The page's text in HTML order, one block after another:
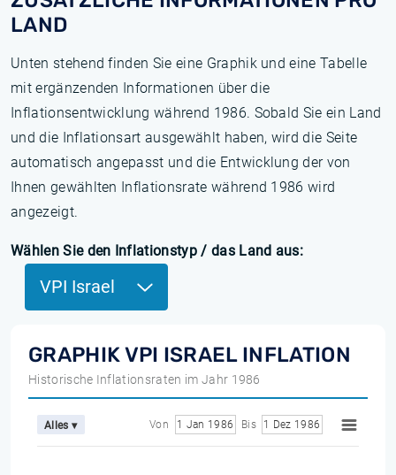
LAND
Unten stehend finden Sie eine Graphik und eine Tabelle
mit ergänzenden Informationen über die
Inflationsentwicklung während 1986. Sobald Sie ein Land
und die Inflationsart ausgewählt haben, wird die Seite
automatisch angepasst und die Entwicklung der von
Ihnen gewählten Inflationsrate während 1986 wird
angezeigt.
Wählen Sie den Inflationstyp / das Land aus:
VPI Israel
GRAPHIK VPI ISRAEL INFLATION
Historische Inflationsraten im Jahr 1986
Alles ▾ Von 1 Jan 1986 Bis 1 Dez 1986